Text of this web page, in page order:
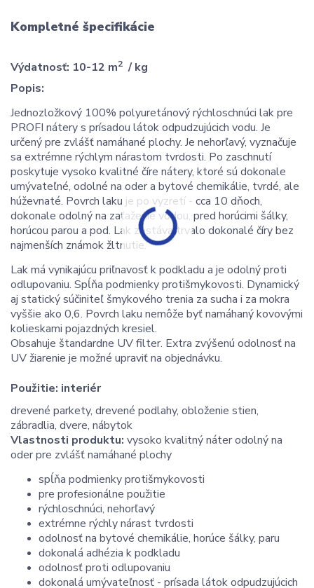
Kompletné špecifikácie
Výdatnosť: 10-12 m2 / kg
Popis:
Jednozložkový 100% polyuretánový rýchloschnúci lak pre
PROFI nátery s prísadou látok odpudzujúcich vodu. Je
určený pre zvlášť namáhané plochy. Je nehorľavý, vyznačuje
sa extrémne rýchlym nárastom tvrdosti. Po zaschnutí
poskytuje vysoko kvalitné číre nátery, ktoré sú dokonale
umývateľné, odolné na oder a bytové chemikálie, tvrdé, ale
húževnaté. Povrch laku je po vyzretí - cca 10 dňoch,
dokonale odolný na zaťaženie vodou, pred horúcimi šálky,
horúcou parou a pod. Lak zostáva trvalo dokonalé číry bez
najmenších známok žltnutie.
Lak má vynikajúcu priľnavosť k podkladu a je odolný proti
odlupovaniu. Spĺňa podmienky protišmykovosti. Dynamický
aj statický súčiniteľ šmykového trenia za sucha i za mokra
vyššie ako 0,6. Povrch laku nemôže byť namáhaný kovovými
kolieskami pojazdných kresiel.
Obsahuje štandardne UV filter. Extra zvýšenú odolnosť na
UV žiarenie je možné upraviť na objednávku.
Použitie: interiér
drevené parkety, drevené podlahy, obloženie stien,
zábradlia, dvere, nábytok
Vlastnosti produktu: vysoko kvalitný náter odolný na
oder pre zvlášť namáhané plochy
spĺňa podmienky protišmykovosti
pre profesionálne použitie
rýchloschnúci, nehorľavý
extrémne rýchly nárast tvrdosti
odolnosť na bytové chemikálie, horúce šálky, paru
dokonalá adhézia k podkladu
odolnosť proti odlupovaniu
dokonalá umývateľnosť - prísada látok odpudzujúcich